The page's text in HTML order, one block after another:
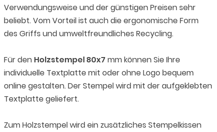
Verwendungsweise und der günstigen Preisen sehr
beliebt. Vom Vorteil ist auch die ergonomische Form
des Griffs und umweltfreundliches Recycling.
Für den Holzstempel 80x7 mm können Sie Ihre
individuelle Textplatte mit oder ohne Logo bequem
online gestalten. Der Stempel wird mit der aufgeklebten
Textplatte geliefert.
Zum Holzstempel wird ein zusätzliches Stempelkissen